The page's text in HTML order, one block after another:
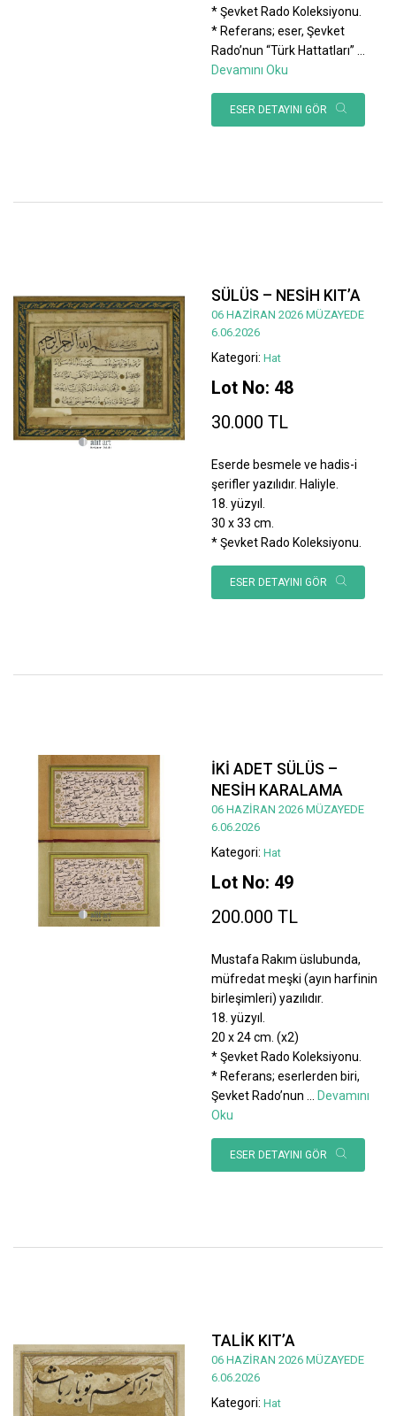
* Şevket Rado Koleksiyonu.
* Referans; eser, Şevket
Rado’nun “Türk Hattatları”
Devamını Oku
ESER DETAYINI GÖR
SÜLÜS – NESİH KIT’A
06 HAZİRAN 2026 MÜZAYEDE
6.06.2026
Kategori: Hat
Lot No: 48
30.000 TL
Eserde besmele ve hadis-i
şerifler yazılıdır. Haliyle.
18. yüzyıl.
30 x 33 cm.
* Şevket Rado Koleksiyonu.
ESER DETAYINI GÖR
İKİ ADET SÜLÜS –
NESİH KARALAMA
06 HAZİRAN 2026 MÜZAYEDE
6.06.2026
Kategori: Hat
Lot No: 49
200.000 TL
Mustafa Rakım üslubunda,
müfredat meşki (ayın harfinin
birleşimleri) yazılıdır.
18. yüzyıl.
20 x 24 cm. (x2)
* Şevket Rado Koleksiyonu.
* Referans; eserlerden biri,
Şevket Rado’nun
Devamını
Oku
ESER DETAYINI GÖR
TALİK KIT’A
06 HAZİRAN 2026 MÜZAYEDE
6.06.2026
Kategori: Hat